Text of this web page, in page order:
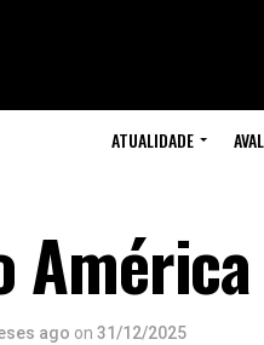
ATUALIDADE
ago on 31/12/2025